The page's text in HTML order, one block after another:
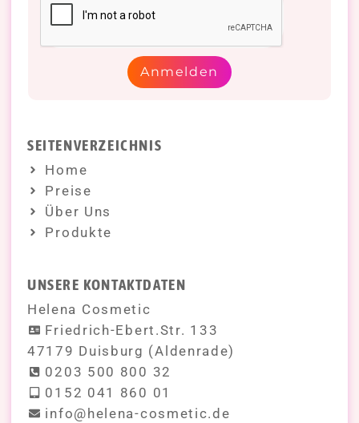
Anmelden
SEITENVERZEICHNIS
Home
Preise
Über Uns
Produkte
UNSERE KONTAKTDATEN
Helena Cosmetic
Friedrich-Ebert.Str. 133
47179 Duisburg (Aldenrade)
0203 500 800 32
0152 041 860 01
info@helena-cosmetic.de